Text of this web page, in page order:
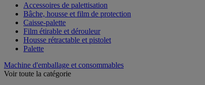
Accessoires de palettisation
Bâche, housse et film de protection
Caisse-palette
Film étirable et dérouleur
Housse rétractable et pistolet
Palette
Machine d'emballage et consommables
Voir toute la catégorie